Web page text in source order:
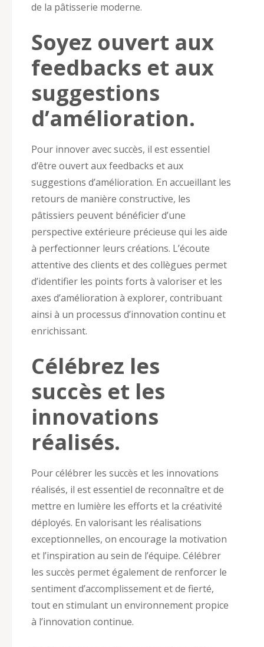
de la pâtisserie moderne.
Soyez ouvert aux
feedbacks et aux
suggestions
d’amélioration.
Pour innover avec succès, il est essentiel
d’être ouvert aux feedbacks et aux
suggestions d’amélioration. En accueillant les
retours de manière constructive, les
pâtissiers peuvent bénéficier d’une
perspective extérieure précieuse qui les aide
à perfectionner leurs créations. L’écoute
attentive des clients et des collègues permet
d’identifier les points forts à valoriser et les
axes d’amélioration à explorer, contribuant
ainsi à un processus d’innovation continu et
enrichissant.
Célébrez les
succès et les
innovations
réalisés.
Pour célébrer les succès et les innovations
réalisés, il est essentiel de reconnaître et de
mettre en lumière les efforts et la créativité
déployés. En valorisant les réalisations
exceptionnelles, on encourage la motivation
et l’inspiration au sein de l’équipe. Célébrer
les succès permet également de renforcer le
sentiment d’accomplissement et de fierté,
tout en stimulant un environnement propice
à l’innovation continue.